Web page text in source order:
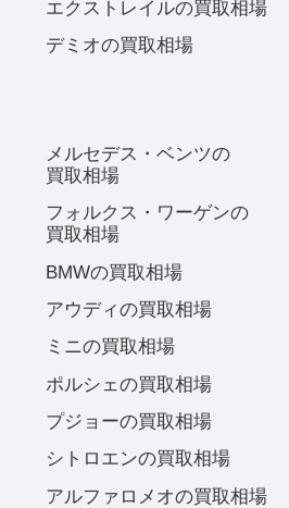
エクストレイルの買取相場
デミオの買取相場
メルセデス・ベンツの
買取相場
フォルクス・ワーゲンの
買取相場
BMWの買取相場
アウディの買取相場
ミニの買取相場
ポルシェの買取相場
プジョーの買取相場
シトロエンの買取相場
アルファロメオの買取相場